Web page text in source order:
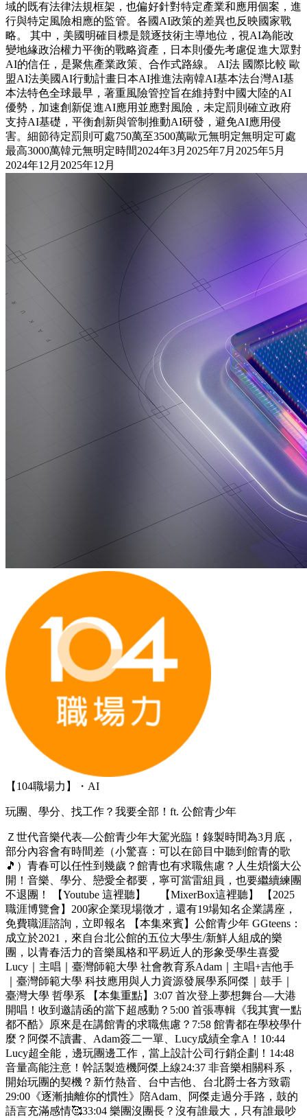
域的既有法律法規框架，也偏好針對特定產業和應用個案，進
行與特定風險相應的監管。各國AI政策的差異也反映國家戰
略。 其中，美國明確目標是競逐技術主導地位，視AI為能改
變地緣政治權力平衡的戰略資產，日本則優先考慮促進大眾對
AI的信任，是聚焦產業政策、合作式路線。 AI法 國際比較 歐
盟AI法美國AI行動計畫日本AI推進法南韓AI基本法台灣AI基
本法特色全球最早，著重風險管控旨在維持對中國大陸的AI
優勢，加速創新促進AI應用並應對風險，未定罰則確立政府
支持AI基礎，平衡創新與管制推動AI研發，避免AI應用侵
害。細節待定罰則可處750萬至3500萬歐元無明定無明定可處
最高3000萬韓元無明定時間2024年3月2025年7月2025年5月
2024年12月2025年12月
【104職場力】・AI
玩團、學分、找工作？我要全部！ft. 公館青少年
Ｚ世代音樂代表—公館青少年大駕光臨！錄製時間為3月底，
部分內容會有時間差（小驚喜：可以在節目中聽到館青的歌
🎵）青春可以任性到幾歲？館青也有求職焦慮？人生煩惱大公
開！音樂、學分、戀愛全都要，寧可當雷組員，也要繼續練團
不退團！ 【Youtube 這裡聽】 【MixerBox這裡聽】 【2025
職涯博覽會】200家企業現場徵才，還有19場知名企業講座，
免費職涯諮詢，立即報名 【本集來賓】公館青少年 GGteens：
成立於2021，來自台北公館的五位大學生/新鮮人組成的樂
團，以青春活力的音樂風格和平易近人的形象受學生喜愛
Lucy｜主唱｜臺灣師範大學 社會教育系Adam｜主唱+吉他手
｜臺灣師範大學 科技應用與人力資源發展學系阿傑｜鼓手｜
臺灣大學 哲學系 【本集重點】3:07 首次登上夢想舞台—大港
開唱！收到邀請函的當下超感動？5:00 首張專輯《我其實一點
都不酷》原來是在講館青的求職焦慮？7:58 館青都在學校學什
麼？阿傑不讀書、Adam簽二一單、Lucy成績全拿A！10:44
Lucy超全能，邊玩團邊工作，當上設計公司行銷企劃！14:48
音量高能注意！幹話製造機阿傑上線24:37 非音樂相關科系，
開始玩團的契機？新竹熱音、台中吉他、台北爵士各方致霸
29:00《逐漸抽離你的慣性》陪Adam、阿傑走過分手路，鼓的
語言充滿感情🥰33:04 樂團沒團長？沒有誰最大，只有誰最吵